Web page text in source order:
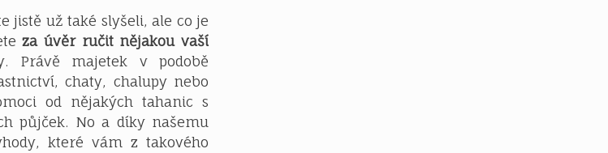
jistě už také slyšeli, ale co je
za úvěr ručit nějakou vaší
Právě majetek v podobě
chaty, chalupy nebo
od nějakých tahanic s
půjček. No a díky našemu
které vám z takového